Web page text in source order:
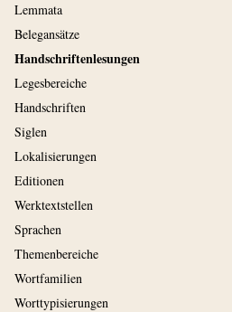
Lemmata
Belegansätze
Handschriftenlesungen
Legesbereiche
Handschriften
Siglen
Lokalisierungen
Editionen
Werktextstellen
Sprachen
Themenbereiche
Wortfamilien
Worttypisierungen